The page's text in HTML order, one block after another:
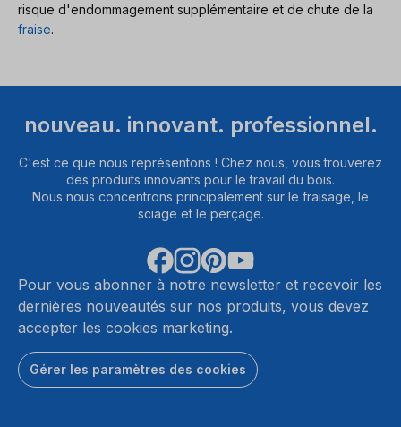
risque d'endommagement supplémentaire et de chute de la
fraise.
nouveau. innovant. professionnel.
C'est ce que nous représentons ! Chez nous, vous trouverez
des produits innovants pour le travail du bois.
Nous nous concentrons principalement sur le fraisage, le
sciage et le perçage.
Pour vous abonner à notre newsletter et recevoir les
dernières nouveautés sur nos produits, vous devez
accepter les cookies marketing.
Gérer les paramètres des cookies